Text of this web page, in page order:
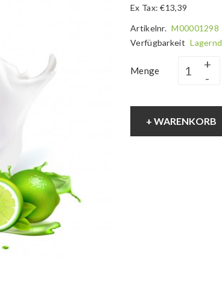
Ex Tax: €13,39
Artikelnr. M00001298
Verfügbarkeit Lagernd
Menge
+ WARENKORB